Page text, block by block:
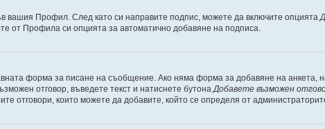
вашия Профил. След като си направите подпис, можете да включите опцията
от Профила си опцията за автоматично добавяне на подписа.
форма за писане на съобщение. Ако няма форма за добавяне на анкета,
отговор, въведете текст и натиснете бутона Добавете възможен
отговори, които можете да добавите, който се определя от